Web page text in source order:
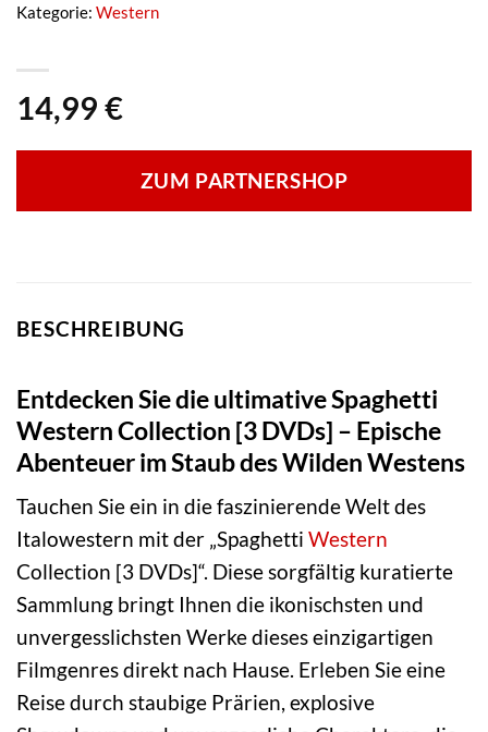
14,99 €
ZUM PARTNERSHOP
Kategorie: Western
BESCHREIBUNG
Entdecken Sie die ultimative Spaghetti
Western Collection [3 DVDs] – Epische
Abenteuer im Staub des Wilden Westens
Tauchen Sie ein in die faszinierende Welt des
Italowestern mit der „Spaghetti Western
Collection [3 DVDs]“. Diese sorgfältig kuratierte
Sammlung bringt Ihnen die ikonischsten und
unvergesslichsten Werke dieses einzigartigen
Filmgenres direkt nach Hause. Erleben Sie eine
Reise durch staubige Prärien, explosive